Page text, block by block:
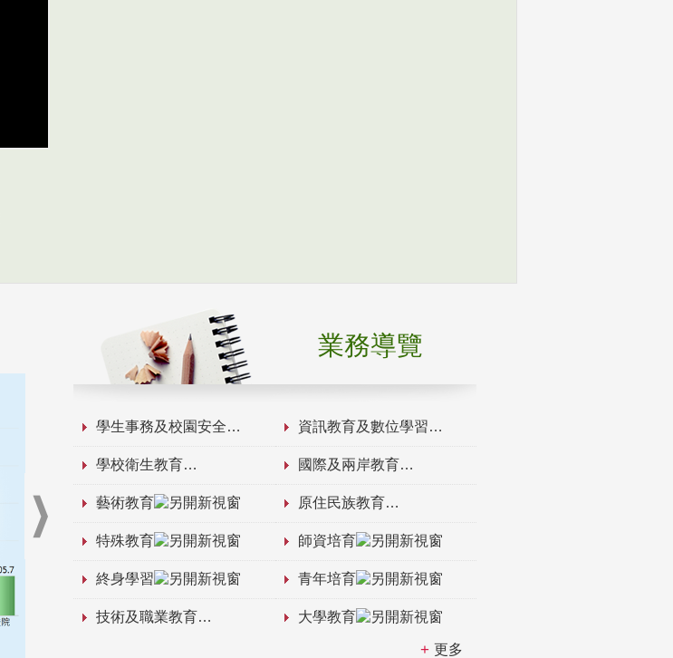
業務導覽
學生事務及校園安全 資訊教育及數位學習
學校衛生教育 國際及兩岸教育
藝術教育 原住民族教育
特殊教育 師資培育
終身學習 青年培育
技術及職業教育 大學教育
更多